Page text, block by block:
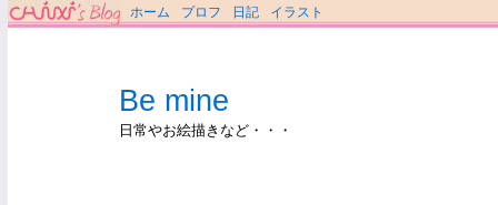
ホーム プロフ 日記 イラスト
Be mine
日常やお絵描きなど・・・